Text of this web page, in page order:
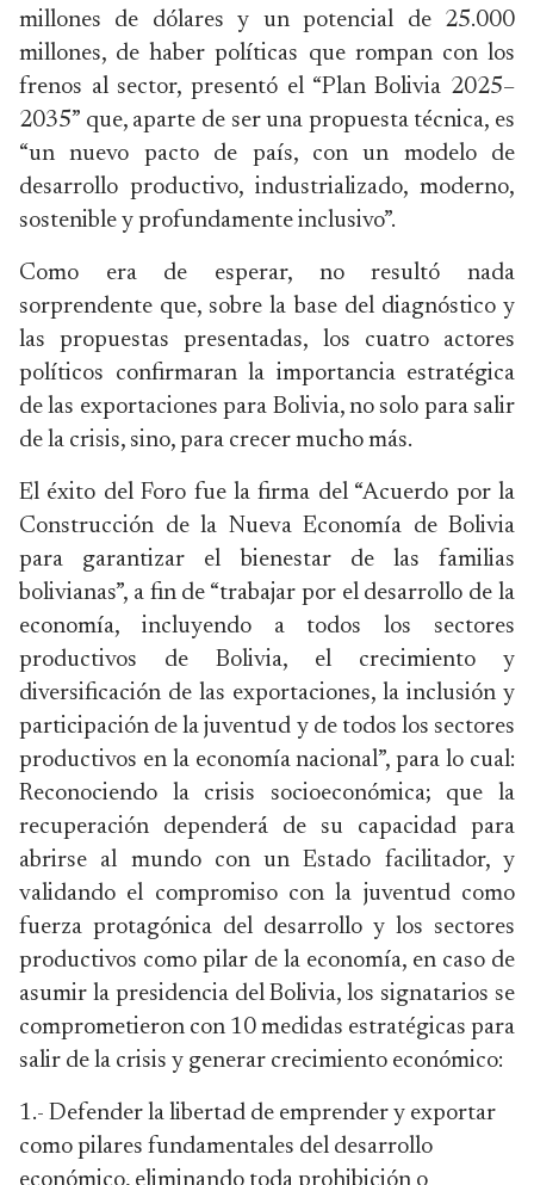
millones de dólares y un potencial de 25.000
millones, de haber políticas que rompan con los
frenos al sector, presentó el “Plan Bolivia 2025–
2035” que, aparte de ser una propuesta técnica, es
“un nuevo pacto de país, con un modelo de
desarrollo productivo, industrializado, moderno,
sostenible y profundamente inclusivo”.
Como era de esperar, no resultó nada
sorprendente que, sobre la base del diagnóstico y
las propuestas presentadas, los cuatro actores
políticos confirmaran la importancia estratégica
de las exportaciones para Bolivia, no solo para salir
de la crisis, sino, para crecer mucho más.
El éxito del Foro fue la firma del “Acuerdo por la
Construcción de la Nueva Economía de Bolivia
para garantizar el bienestar de las familias
bolivianas”, a fin de “trabajar por el desarrollo de la
economía, incluyendo a todos los sectores
productivos de Bolivia, el crecimiento y
diversificación de las exportaciones, la inclusión y
participación de la juventud y de todos los sectores
productivos en la economía nacional”, para lo cual:
Reconociendo la crisis socioeconómica; que la
recuperación dependerá de su capacidad para
abrirse al mundo con un Estado facilitador, y
validando el compromiso con la juventud como
fuerza protagónica del desarrollo y los sectores
productivos como pilar de la economía, en caso de
asumir la presidencia del Bolivia, los signatarios se
comprometieron con 10 medidas estratégicas para
salir de la crisis y generar crecimiento económico:
1.- Defender la libertad de emprender y exportar
como pilares fundamentales del desarrollo
económico, eliminando toda prohibición o